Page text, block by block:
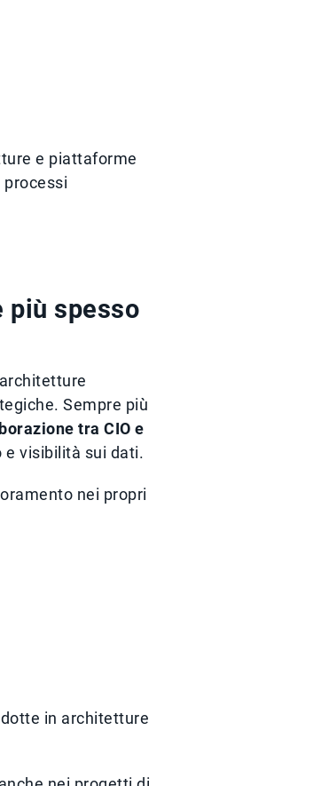
e piattaforme
più spesso
Sempre più
tra CIO e
e visibilità sui dati.
nei propri
in architetture